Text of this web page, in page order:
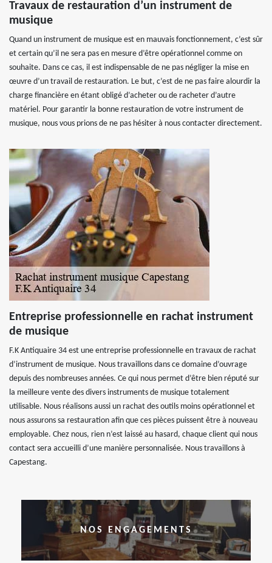
Travaux de restauration d’un instrument de
musique
Quand un instrument de musique est en mauvais fonctionnement, c’est sûr
et certain qu’il ne sera pas en mesure d’être opérationnel comme on
souhaite. Dans ce cas, il est indispensable de ne pas négliger la mise en
œuvre d’un travail de restauration. Le but, c’est de ne pas faire alourdir la
charge financière en étant obligé d’acheter ou de racheter d’autre
matériel. Pour garantir la bonne restauration de votre instrument de
musique, nous vous prions de ne pas hésiter à nous contacter directement.
Entreprise professionnelle en rachat instrument
de musique
F.K Antiquaire 34 est une entreprise professionnelle en travaux de rachat
d’instrument de musique. Nous travaillons dans ce domaine d’ouvrage
depuis des nombreuses années. Ce qui nous permet d’être bien réputé sur
la meilleure vente des divers instruments de musique totalement
utilisable. Nous réalisons aussi un rachat des outils moins opérationnel et
nous assurons sa restauration afin que ces pièces puissent être à nouveau
employable. Chez nous, rien n’est laissé au hasard, chaque client qui nous
contact sera accueilli d’une manière personnalisée. Nous travaillons à
Capestang.
NOS ENGAGEMENTS